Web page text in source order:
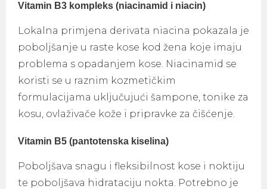
Vitamin B3 kompleks (niacinamid i niacin)
Lokalna primjena derivata niacina pokazala je
poboljšanje u raste kose kod žena koje imaju
problema s opadanjem kose. Niacinamid se
koristi se u raznim kozmetičkim
formulacijama uključujući šampone, tonike za
kosu, ovlaživače kože i pripravke za čišćenje.
Vitamin B5 (pantotenska kiselina)
Poboljšava snagu i fleksibilnost kose i noktiju
te poboljšava hidrataciju nokta. Potrebno je